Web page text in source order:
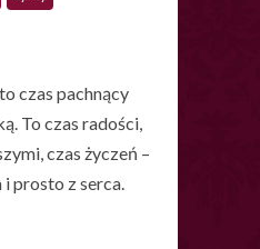
!
czas pachnący
To czas radości,
czas życzeń –
prosto z serca.